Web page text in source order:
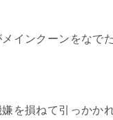
インクーンをなでた
を損ねて引っかか